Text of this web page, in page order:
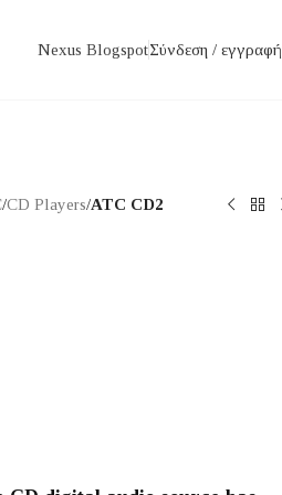
Nexus BlogspotΣύνδεση / εγγραφή
/CD Players/ATC CD2